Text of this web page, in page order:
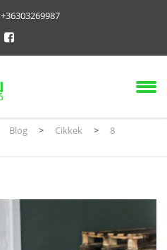
+36303269987
Blog > Cikkek >
8